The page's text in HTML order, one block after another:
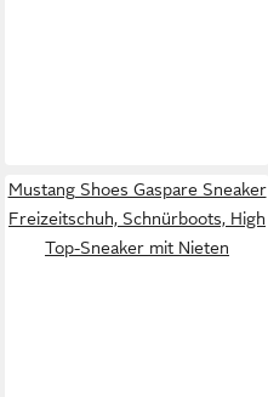
Mustang Shoes Gaspare Sneaker
Freizeitschuh, Schnürboots, High
Top-Sneaker mit Nieten